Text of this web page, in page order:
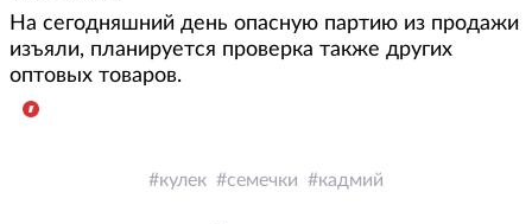
На сегодняшний день опасную партию из продажи
изъяли, планируется проверка также других
оптовых товаров.
кулек семечки кадмий